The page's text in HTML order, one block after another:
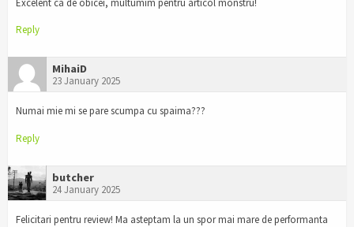
Reply
MihaiD
23 January 2025
Numai mie mi se pare scumpa cu spaima???
Reply
butcher
24 January 2025
Felicitari pentru review! Ma asteptam la un spor mai mare de performanta